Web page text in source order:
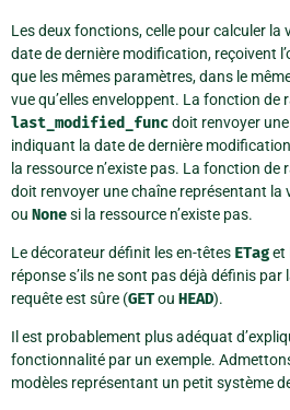
Les deux fonctions, celle pour calculer la
date de dernière modification, reçoivent
que les mêmes paramètres, dans le
vue qu’elles enveloppent. La fonction de
last_modified_funcdoit renvoyer
indiquant la date de dernière
la ressource n’existe pas. La fonction de
doit renvoyer une chaîne représentant la
ou Nonesi la ressource n’existe pas.
Le décorateur définit les en-têtes ETaget
réponse s’ils ne sont pas déjà définis par
requête est sûre (GETou HEAD).
Il est probablement plus adéquat
fonctionnalité par un exemple.
modèles représentant un petit système